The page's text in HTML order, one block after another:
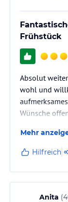
Frühstück
Absolut
wohl und
Wünsche
übertreffen!
eurem Hotel!
Mehr
Hilfreich
Anita (